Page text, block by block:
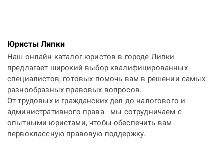
Юристы Липки
Наш онлайн-каталог юристов в городе Липки
предлагает широкий выбор квалифицированных
специалистов, готовых помочь вам в решении самых
разнообразных правовых вопросов.
От трудовых и гражданских дел до налогового и
административного права - мы сотрудничаем с
опытными юристами, чтобы обеспечить вам
первоклассную правовую поддержку.